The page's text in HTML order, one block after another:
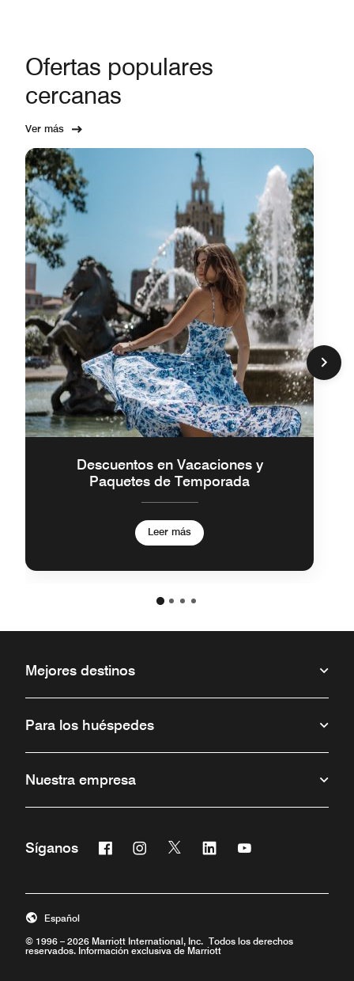
Ofertas populares
cercanas
Ver más
Descuentos en Vacaciones y
Paquetes de Temporada
Leer más
Mejores destinos
Para los huéspedes
Nuestra empresa
Síganos Facebook
Abre una ventana nueva
Instagram
Abre una ventana nueva
Twitter
Abre una ventana nueva
Linkedin
Abre una ventana nueva
Abre una ventana
© 1996 – 2026 Marriott International, Inc. Todos los derechos
reservados. Información exclusiva de Marriott
Español